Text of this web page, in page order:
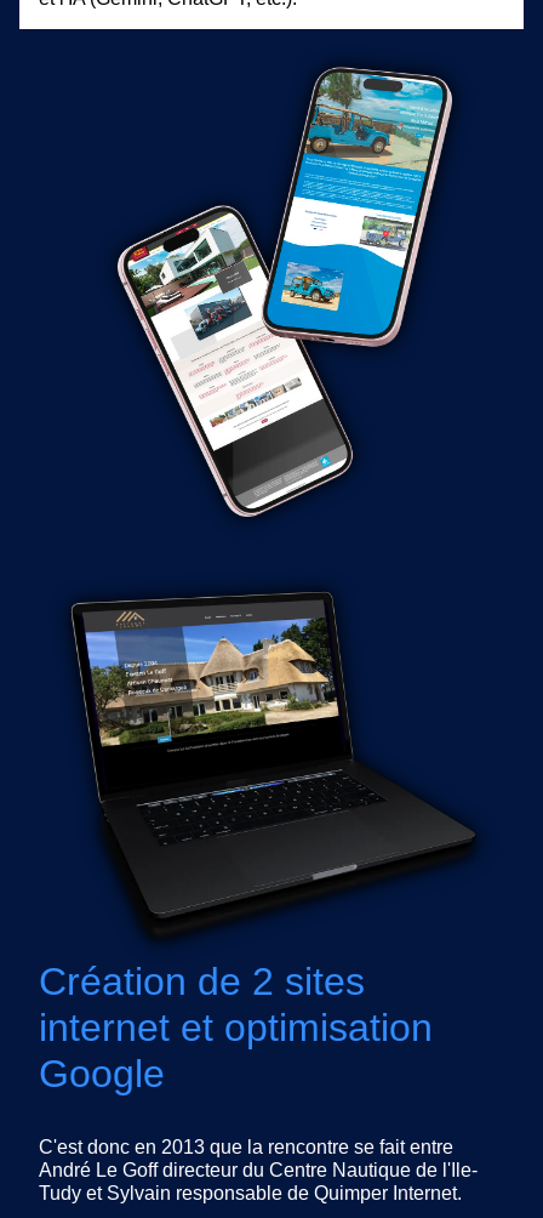
Création de 2 sites
internet et optimisation
Google
C'est donc en 2013 que la rencontre se fait entre
André Le Goff directeur du Centre Nautique de l'Ile-
Tudy et Sylvain responsable de Quimper Internet.